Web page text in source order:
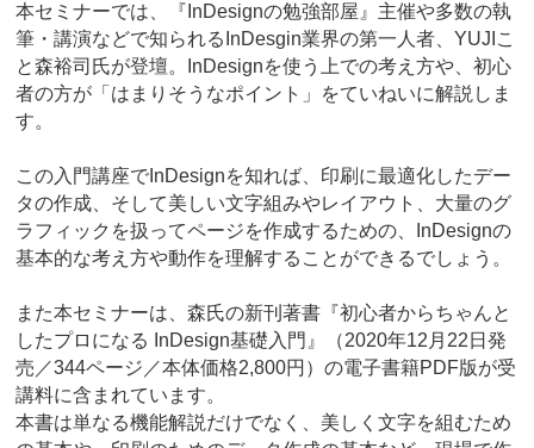
本セミナーでは、『InDesignの勉強部屋』主催や多数の執
筆・講演などで知られるInDesgin業界の第一人者、YUJIこ
と森裕司氏が登壇。InDesignを使う上での考え方や、初心
者の方が「はまりそうなポイント」をていねいに解説しま
す。
この入門講座でInDesignを知れば、印刷に最適化したデー
タの作成、そして美しい文字組みやレイアウト、大量のグ
ラフィックを扱ってページを作成するための、InDesignの
基本的な考え方や動作を理解することができるでしょう。
また本セミナーは、森氏の新刊著書『初心者からちゃんと
したプロになる InDesign基礎入門』（2020年12月22日発
売／344ページ／本体価格2,800円）の電子書籍PDF版が受
講料に含まれています。
本書は単なる機能解説だけでなく、美しく文字を組むため